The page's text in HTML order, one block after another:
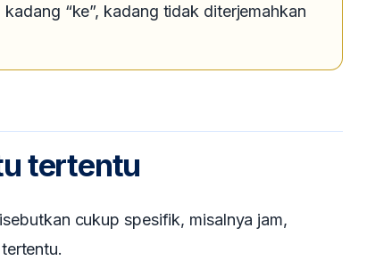
kadang “ke”, kadang tidak diterjemahkan
tertentu
cukup spesifik, misalnya jam,